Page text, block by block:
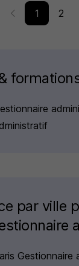
1 2
par ville
Gestionnaire